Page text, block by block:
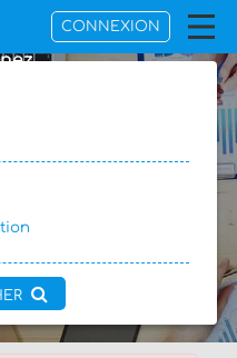
CONNEXION